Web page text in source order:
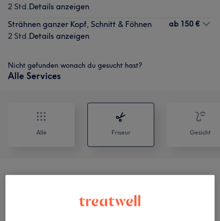
2 Std.Details anzeigen
Strähnen ganzer Kopf, Schnitt & Föhnen
2 Std.Details anzeigen
ab 150 €
Nicht gefunden wonach du gesucht hast?
Alle Services
Alle Friseur Gesicht
Haarverlängerung/Extensions (3)